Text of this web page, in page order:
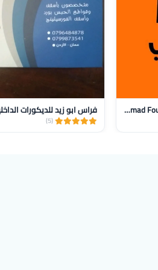
مؤسسة أحمد الكيلاني - AlKilani Ahmad Foundation فراس ابو زيد للديكورات
(5)